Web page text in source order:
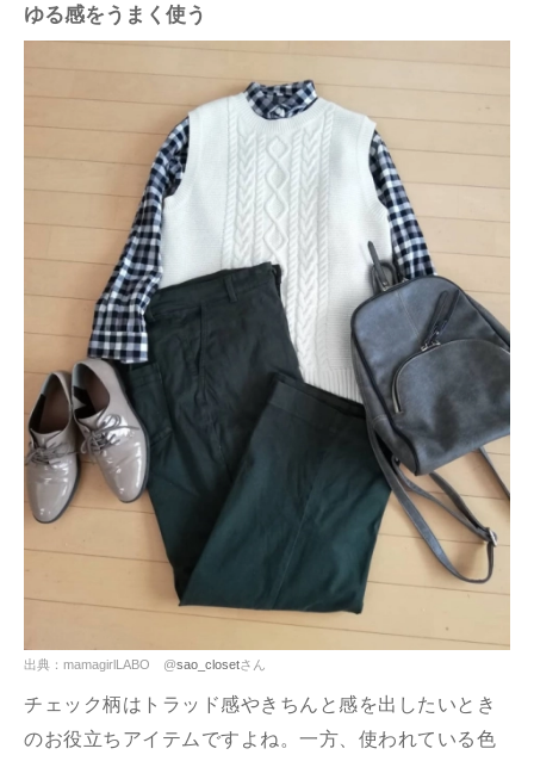
ゆる感をうまく使う
出典：mamagirlLABO @sao_closetさん
チェック柄はトラッド感やきちんと感を出したいとき
のお役立ちアイテムですよね。一方、使われている色